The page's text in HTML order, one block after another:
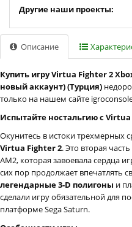
Другие наши проекты:
Описание
Купить игру Virtua Fighter 2
новый аккаунт) (Турция)
только на нашем сайте
Испытайте ностальгию с
Окунитесь в истоки трехмерных
Virtua Fighter 2. Это вторая
AM2, которая завоевала сердца
сих пор продолжает впечатлять
легендарные 3-D полигоны и
сделали игру обязательной для
платформе Sega Saturn.